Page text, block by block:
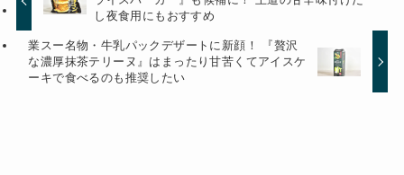
し夜食用にもおすすめ
業スー名物・牛乳パックデザートに新顔！ 『贅沢
な濃厚抹茶テリーヌ』はまったり甘苦くてアイスケ
ーキで食べるのも推奨したい